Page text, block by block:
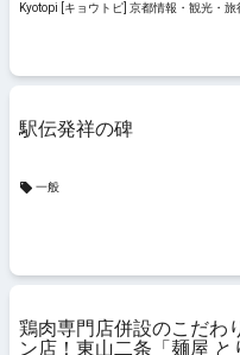
Kyotopi [キョウトピ] 京都情報・
駅伝発祥の碑
一般
鶏肉専門店併設のこだわ
ン店！東山二条「麺屋 と